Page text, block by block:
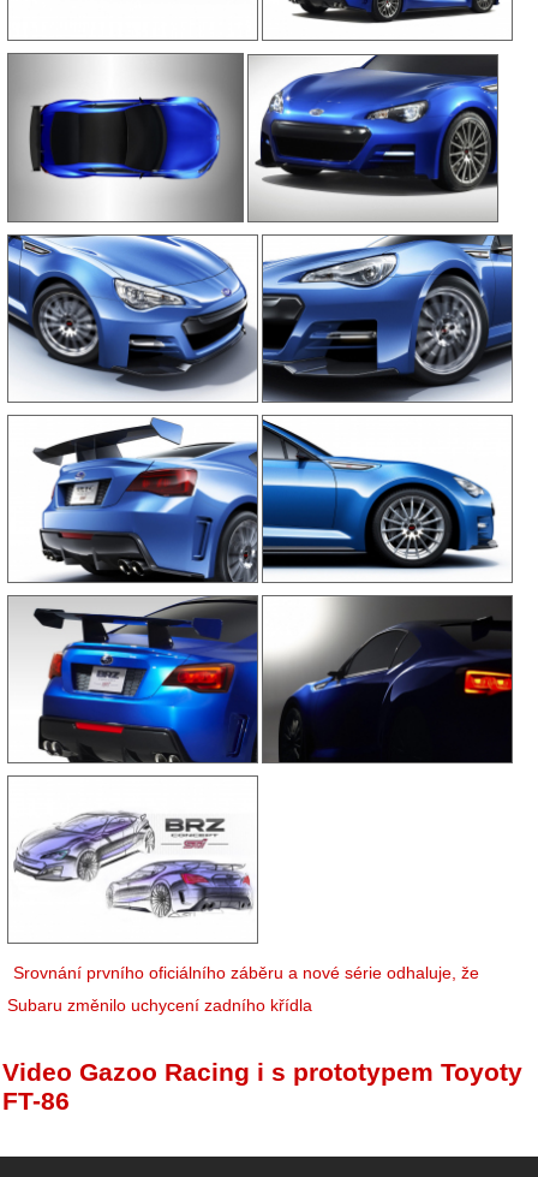
Srovnání prvního oficiálního záběru a nové série odhaluje, že
Subaru změnilo uchycení zadního křídla
Video Gazoo Racing i s prototypem Toyoty
FT-86